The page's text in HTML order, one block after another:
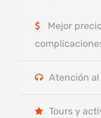
Mejor
Atención
Tours y